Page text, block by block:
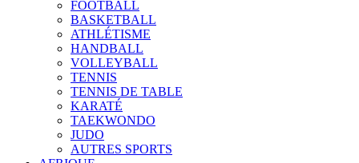
FOOTBALL
BASKETBALL
ATHLÉTISME
HANDBALL
VOLLEYBALL
TENNIS
TENNIS DE TABLE
KARATÉ
TAEKWONDO
JUDO
AUTRES SPORTS